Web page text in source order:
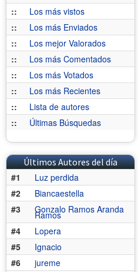
::
Los más vistos
::
Los más Enviados
::
Los mejor Valorados
::
Los más Comentados
::
Los más Votados
::
Los más Recientes
::
Lista de autores
::
Últimas Búsquedas
Últimos Autores del día
#1
Luz perdida
#2
Biancaestella
#3
Gonzalo Ramos Aranda
Ramos
#4
Lopera
#5
Ignacio
#6
jureme